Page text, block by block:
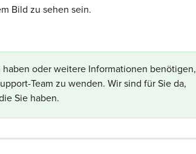
Bild zu sehen sein.
haben oder weitere Informationen benötigen,
Team zu wenden. Wir sind für Sie da,
Sie haben.